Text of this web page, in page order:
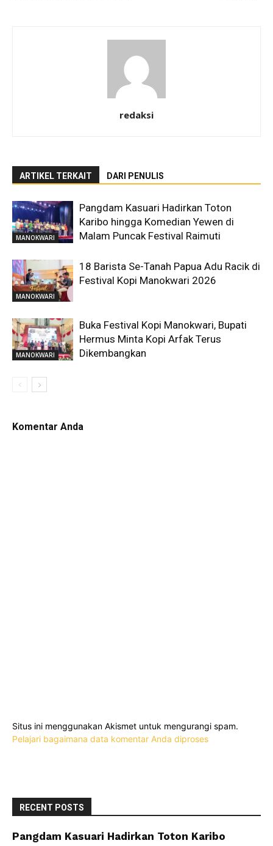
redaksi
ARTIKEL TERKAIT DARI PENULIS
MANOKWARI
Pangdam Kasuari Hadirkan Toton
Karibo hingga Komedian Yewen di
Malam Puncak Festival Raimuti
MANOKWARI
18 Barista Se-Tanah Papua Adu Racik di
Festival Kopi Manokwari 2026
MANOKWARI
Buka Festival Kopi Manokwari, Bupati
Hermus Minta Kopi Arfak Terus
Dikembangkan
Komentar Anda
Situs ini menggunakan Akismet untuk mengurangi spam.
Pelajari bagaimana data komentar Anda diproses
RECENT POSTS
Pangdam Kasuari Hadirkan Toton Karibo